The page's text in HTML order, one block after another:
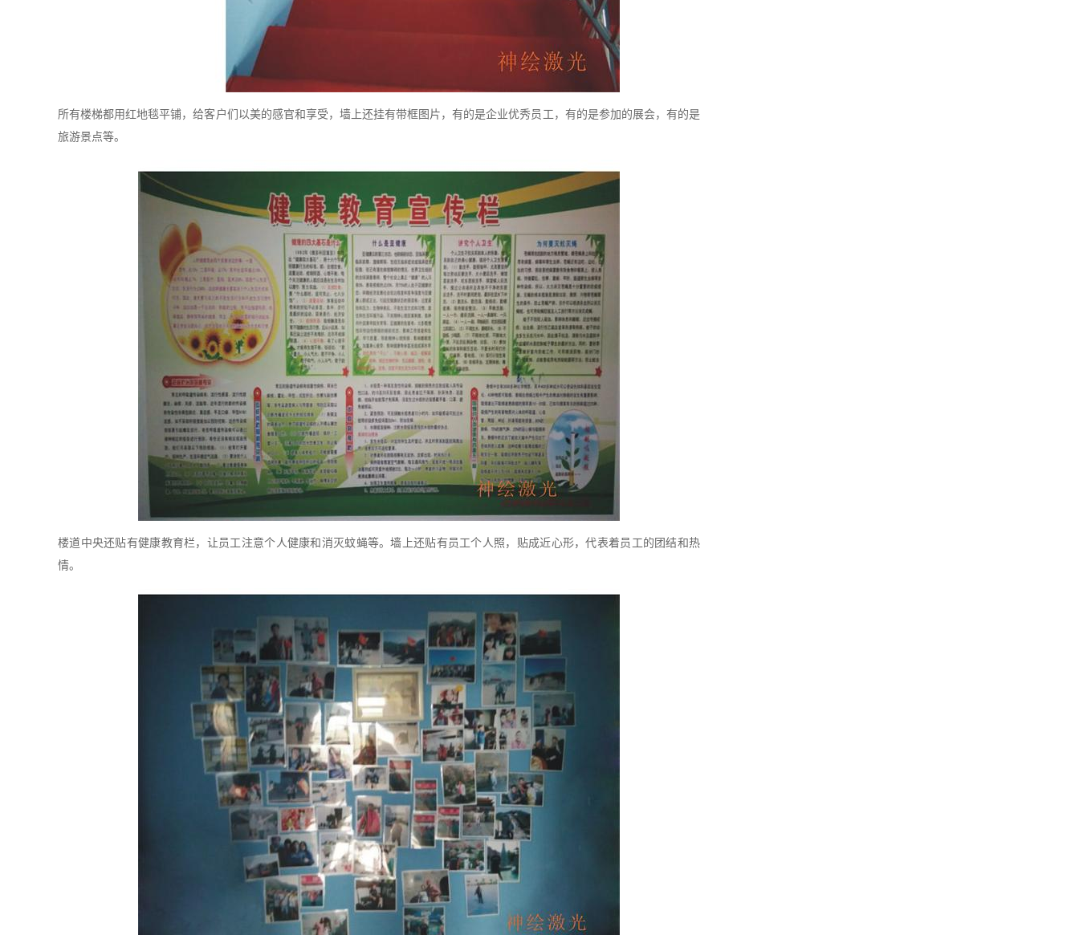
所有楼梯都用红地毯平铺，给客户们以美的感官和享受，墙上还挂有带框图片，有的是企业优秀员工，有的是参加的展会，有的是
旅游景点等。
楼道中央还贴有健康教育栏，让员工注意个人健康和消灭蚊蝇等。墙上还贴有员工个人照，贴成近心形，代表着员工的团结和热
情。